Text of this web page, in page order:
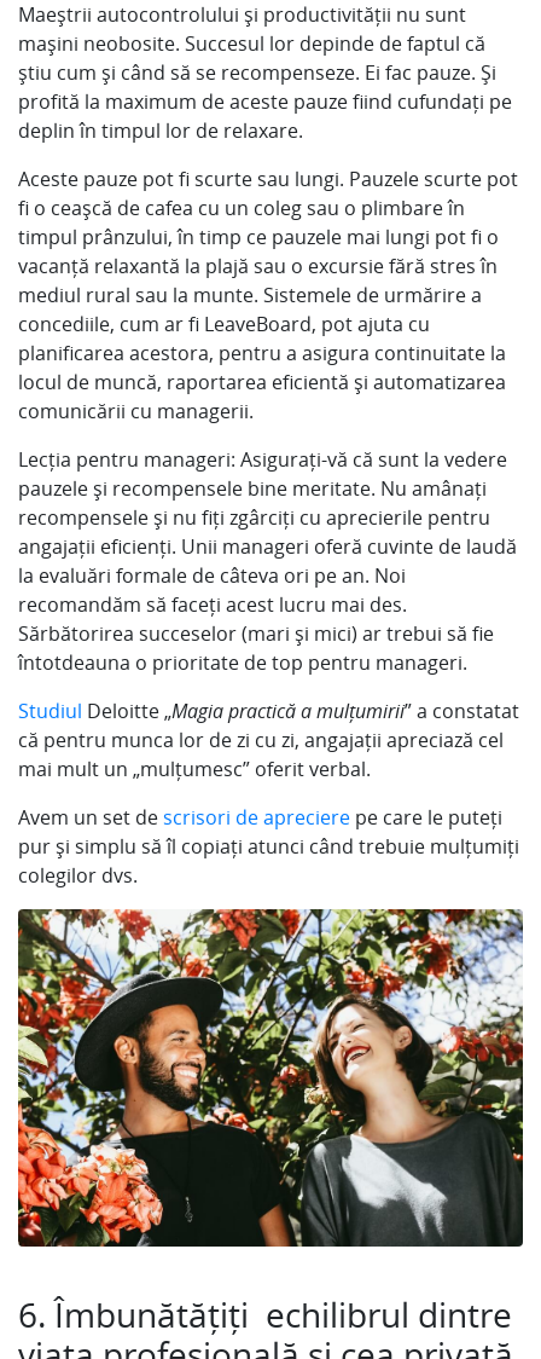
Maeștrii autocontrolului și productivității nu sunt
mașini neobosite. Succesul lor depinde de faptul că
știu cum și când să se recompenseze. Ei fac pauze. Și
profită la maximum de aceste pauze fiind cufundați pe
deplin în timpul lor de relaxare.
Aceste pauze pot fi scurte sau lungi. Pauzele scurte pot
fi o ceașcă de cafea cu un coleg sau o plimbare în
timpul prânzului, în timp ce pauzele mai lungi pot fi o
vacanță relaxantă la plajă sau o excursie fără stres în
mediul rural sau la munte. Sistemele de urmărire a
concediile, cum ar fi LeaveBoard, pot ajuta cu
planificarea acestora, pentru a asigura continuitate la
locul de muncă, raportarea eficientă și automatizarea
comunicării cu managerii.
Lecția pentru manageri: Asigurați-vă că sunt la vedere
pauzele și recompensele bine meritate. Nu amânați
recompensele și nu fiți zgârciți cu aprecierile pentru
angajații eficienți. Unii manageri oferă cuvinte de laudă
la evaluări formale de câteva ori pe an. Noi
recomandăm să faceți acest lucru mai des.
Sărbătorirea succeselor (mari și mici) ar trebui să fie
întotdeauna o prioritate de top pentru manageri.
Studiul Deloitte „Magia practică a mulțumirii” a constatat
că pentru munca lor de zi cu zi, angajații apreciază cel
mai mult un „mulțumesc” oferit verbal.
Avem un set descrisori de apreciere pe care le puteți
pur și simplu să îl copiați atunci când trebuie mulțumiți
colegilor dvs.
6. Îmbunătățiți echilibrul dintre